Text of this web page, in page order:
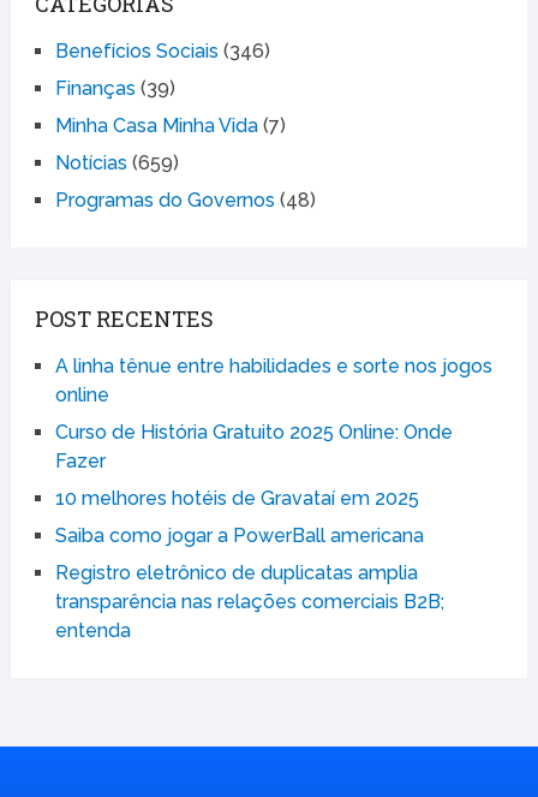
Benefícios Sociais (346)
Finanças (39)
Minha Casa Minha Vida(7)
Notícias (659)
Programas do Governos (48)
POST RECENTES
A linha tênue entre habilidades e sorte nos jogos
online
Curso de História Gratuito 2025 Online: Onde
Fazer
10 melhores hotéis de Gravataí em 2025
Saiba como jogar a PowerBall americana
Registro eletrônico de duplicatas amplia
transparência nas relações comerciais B2B;
entenda